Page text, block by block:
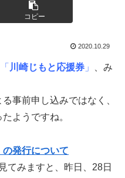
コピー
2020.10.29
「 川崎じもと応援券 」
、み
事前申し込みではなく、
ようですね。
の発行について
てみますと、昨日、28日